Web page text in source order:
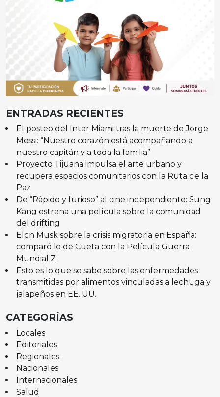
ENTRADAS RECIENTES
El posteo del Inter Miami tras la muerte de Jorge
Messi: “Nuestro corazón está acompañando a
nuestro capitán y a toda la familia”
Proyecto Tijuana impulsa el arte urbano y
recupera espacios comunitarios con la Ruta de la
Paz
De “Rápido y furioso” al cine independiente: Sung
Kang estrena una película sobre la comunidad
del drifting
Elon Musk sobre la crisis migratoria en España:
comparó lo de Cueta con la Película Guerra
Mundial Z
Esto es lo que se sabe sobre las enfermedades
transmitidas por alimentos vinculadas a lechuga y
jalapeños en EE. UU.
CATEGORÍAS
Locales
Editoriales
Regionales
Nacionales
Internacionales
Salud